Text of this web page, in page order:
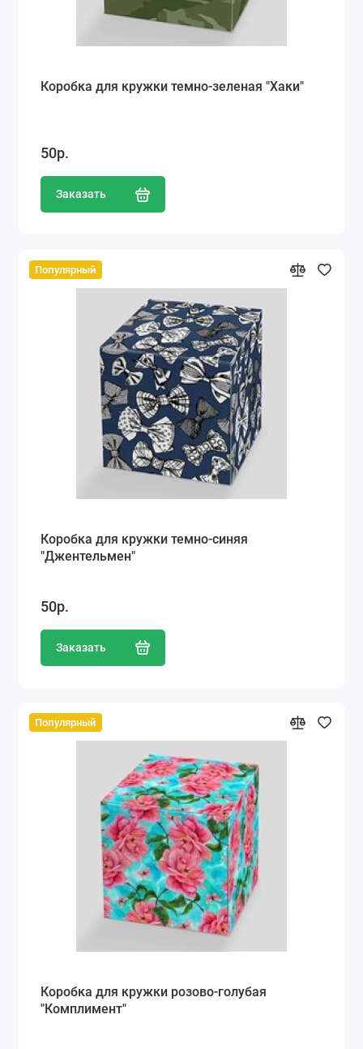
Коробка для кружки темно-зеленая "Хаки"
50р.
Заказать
Популярный
Коробка для кружки темно-синяя
"Джентельмен"
50р.
Заказать
Популярный
Коробка для кружки розово-голубая
"Комплимент"